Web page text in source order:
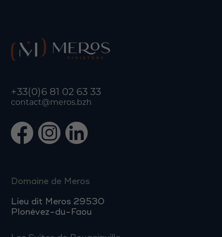
+33(0)6 81 02 63 33
contact@meros.bzh
Domaine de Meros
Lieu dit Meros 29530
Plonévez-du-Faou